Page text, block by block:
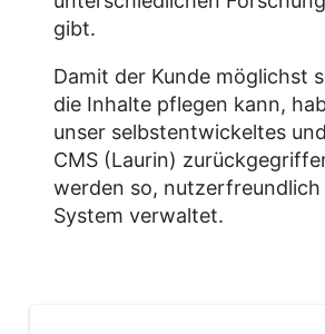
gibt.
Damit der Kunde möglichst
die Inhalte pflegen kann,
unser selbstentwickeltes
CMS (Laurin)
werden so, nutzerfreundlich
System verwaltet.